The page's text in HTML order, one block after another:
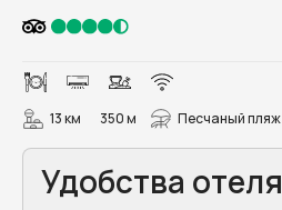
13 км 350 м Песчаный пляж
Удобства отеля